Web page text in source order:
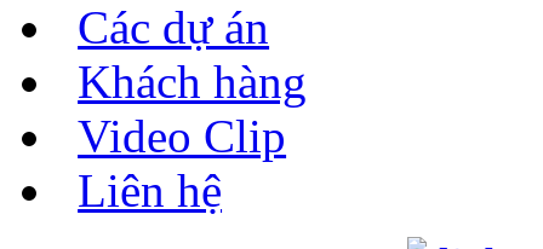
Các dự án
Khách hàng
Video Clip
Liên hệ